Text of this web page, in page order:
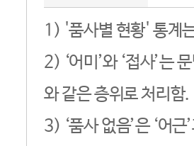
1) '품사별 현황' 통계
2) ‘어미’와 ‘접사’는
와 같은 층위로 처리함.
3) ‘품사 없음’은 ‘어